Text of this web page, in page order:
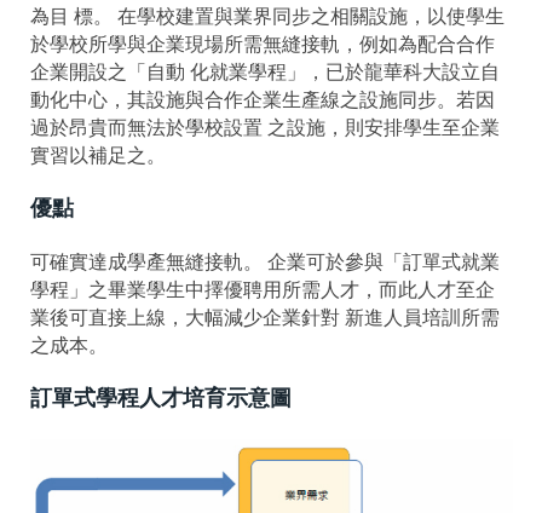
為目 標。 在學校建置與業界同步之相關設施，以使學生
於學校所學與企業現場所需無縫接軌，例如為配合合作
企業開設之「自動 化就業學程」，已於龍華科大設立自
動化中心，其設施與合作企業生產線之設施同步。若因
過於昂貴而無法於學校設置 之設施，則安排學生至企業
實習以補足之。
優點
可確實達成學產無縫接軌。 企業可於參與「訂單式就業
學程」之畢業學生中擇優聘用所需人才，而此人才至企
業後可直接上線，大幅減少企業針對 新進人員培訓所需
之成本。
訂單式學程人才培育示意圖